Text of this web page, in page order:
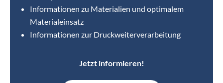
Informationen zu Materialien und optimalem
Materialeinsatz
Informationen zur Druckweiterverarbeitung
Jetzt informieren!